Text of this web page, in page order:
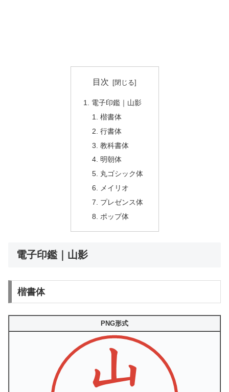
目次
電子印鑑｜山影
楷書体
行書体
教科書体
明朝体
丸ゴシック体
メイリオ
プレゼンス体
ポップ体
電子印鑑｜山影
楷書体
PNG形式